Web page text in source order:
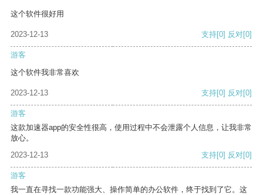
这个软件很好用
2023-12-13 支持[0] 反对[0]
游客
这个软件我非常喜欢
2023-12-13 支持[0] 反对[0]
游客
这款加速器app的安全性很高，使用过程中不会泄露个人信息，让我非常
放心。
2023-12-13
支持[0] 反对[0]
游客
我一直在寻找一款功能强大、操作简单的办公软件，终于找到了它。这